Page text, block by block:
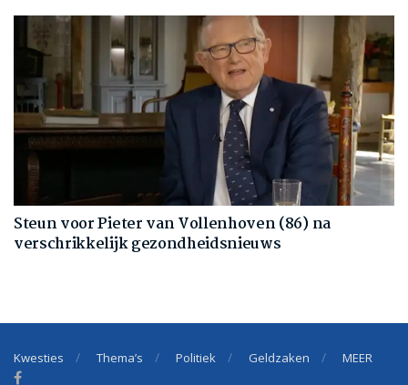
Steun voor Pieter van Vollenhoven (86) na
verschrikkelijk gezondheidsnieuws
Kwesties Thema’s Politiek Geldzaken MEER